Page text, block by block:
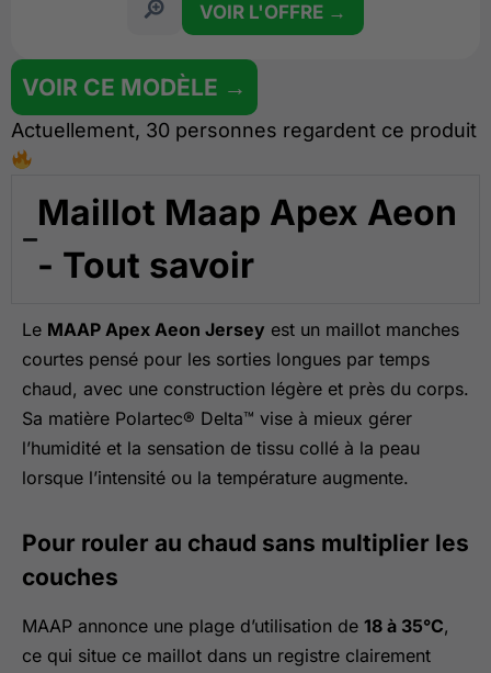
VOIR CE MODÈLE →
Actuellement, 30 personnes regardent ce produit
Maillot Maap Apex Aeon
- Tout savoir
Le MAAP Apex Aeon Jersey est un maillot manches
courtes pensé pour les sorties longues par temps
chaud, avec une construction légère et près du corps.
Sa matière Polartec® Delta™ vise à mieux gérer
l’humidité et la sensation de tissu collé à la peau
lorsque l’intensité ou la température augmente.
Pour rouler au chaud sans multiplier les
couches
MAAP annonce une plage d’utilisation de 18 à 35°C,
ce qui situe ce maillot dans un registre clairement
VOIR L'OFFRE →